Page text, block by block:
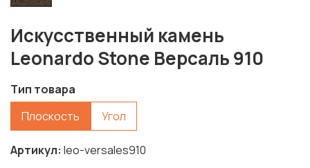
Искусственный камень
Leonardo Stone Версаль 910
Тип товара
Плоскость
Угол
Артикул leo-versales910